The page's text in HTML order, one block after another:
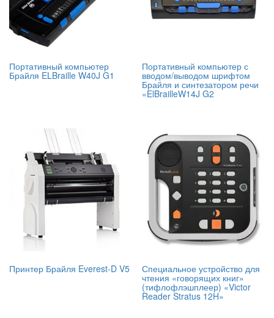
Портативный компьютер
Брайля ELBraille W40J G1
Портативный компьютер с
вводом/выводом шрифтом
Брайля и синтезатором речи
«ElBrailleW14J G2
Принтер Брайля Everest-D V5 Специальное устройство для
чтения «говорящих книг»
(тифлофлэшплеер) «Victor
Reader Stratus 12H»